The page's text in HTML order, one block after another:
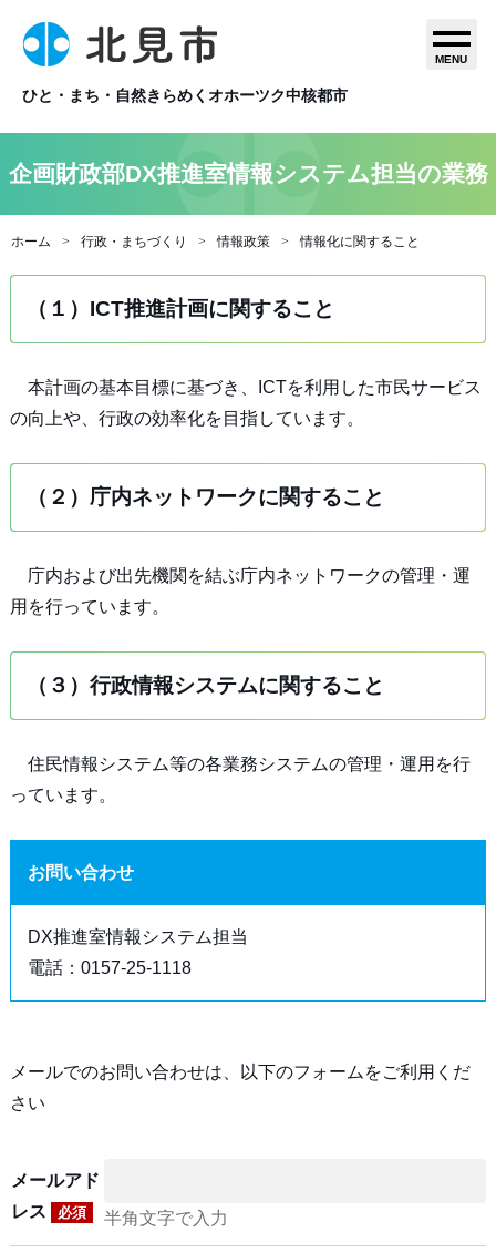
ひと・まち・自然きらめくオホーツク中核都市
MENU
企画財政部DX推進室情報システム担当の業務
ホーム 行政・まちづくり 情報政策 情報化に関すること
（１）ICT推進計画に関すること
本計画の基本目標に基づき、ICTを利用した市民サービス
の向上や、行政の効率化を目指しています。
（２）庁内ネットワークに関すること
庁内および出先機関を結ぶ庁内ネットワークの管理・運
用を行っています。
（３）行政情報システムに関すること
住民情報システム等の各業務システムの管理・運用を行
っています。
お問い合わせ
DX推進室情報システム担当
電話：0157-25-1118
メールでのお問い合わせは、以下のフォームをご利用くだ
さい
メールアド
レス
必須 半角文字で入力